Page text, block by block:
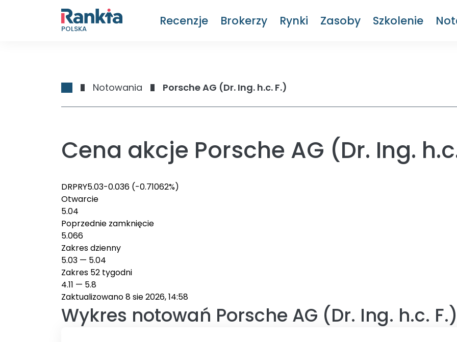
POLSKA
Recenzje Brokerzy Rynki Zasoby Szkolenie
Notowania Porsche AG (Dr. Ing. h.c. F.)
Cena akcje Porsche AG (Dr. Ing.
DRPRY5.03-0.036 (-0.71062%)
Otwarcie
5.04
Poprzednie zamknięcie
5.066
Zakres dzienny
5.03 — 5.04
Zakres 52 tygodni
4.11 — 5.8
Zaktualizowano 8 sie 2026, 14:58
Wykres notowań Porsche AG (Dr. Ing. h.c. F.)